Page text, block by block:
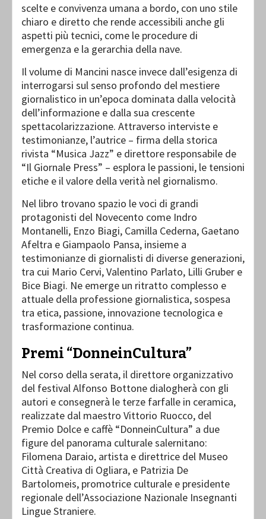
scelte e convivenza umana a bordo, con uno stile
chiaro e diretto che rende accessibili anche gli
aspetti più tecnici, come le procedure di
emergenza e la gerarchia della nave.
Il volume di Mancini nasce invece dall’esigenza di
interrogarsi sul senso profondo del mestiere
giornalistico in un’epoca dominata dalla velocità
dell’informazione e dalla sua crescente
spettacolarizzazione. Attraverso interviste e
testimonianze, l’autrice – firma della storica
rivista “Musica Jazz” e direttore responsabile de
“Il Giornale Press” – esplora le passioni, le tensioni
etiche e il valore della verità nel giornalismo.
Nel libro trovano spazio le voci di grandi
protagonisti del Novecento come Indro
Montanelli, Enzo Biagi, Camilla Cederna, Gaetano
Afeltra e Giampaolo Pansa, insieme a
testimonianze di giornalisti di diverse generazioni,
tra cui Mario Cervi, Valentino Parlato, Lilli Gruber e
Bice Biagi. Ne emerge un ritratto complesso e
attuale della professione giornalistica, sospesa
tra etica, passione, innovazione tecnologica e
trasformazione continua.
Premi “DonneinCultura”
Nel corso della serata, il direttore organizzativo
del festival Alfonso Bottone dialogherà con gli
autori e consegnerà le terze farfalle in ceramica,
realizzate dal maestro Vittorio Ruocco, del
Premio Dolce e caffè “DonneinCultura” a due
figure del panorama culturale salernitano:
Filomena Daraio, artista e direttrice del Museo
Città Creativa di Ogliara, e Patrizia De
Bartolomeis, promotrice culturale e presidente
regionale dell’Associazione Nazionale Insegnanti
Lingue Straniere.